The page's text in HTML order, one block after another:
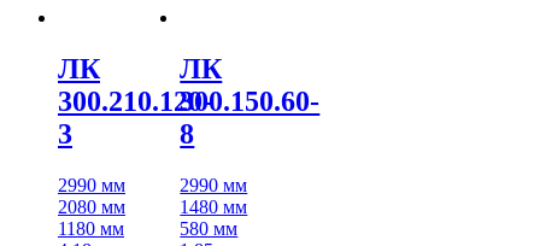
ЛК
300.210.120-
3
2990 мм
2080 мм
1180 мм
ЛК
300.150.60-
8
2990 мм
1480 мм
580 мм